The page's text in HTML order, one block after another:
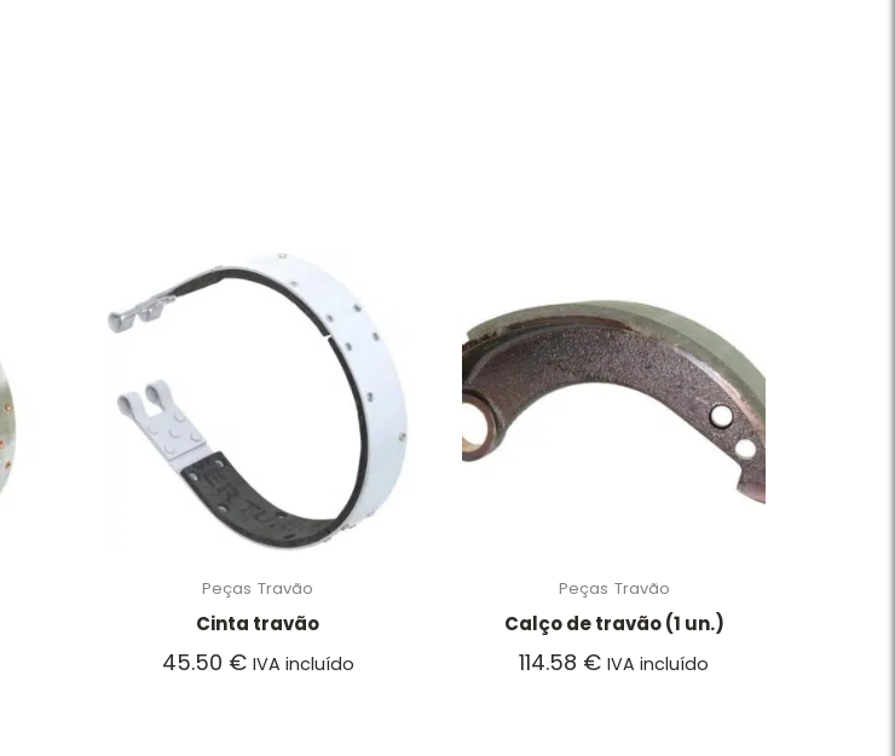
Peças Travão
Cinta travão
45.50 € IVA incluído
Peças Travão
Calço de travão (1 un.)
114.58 € IVA incluído